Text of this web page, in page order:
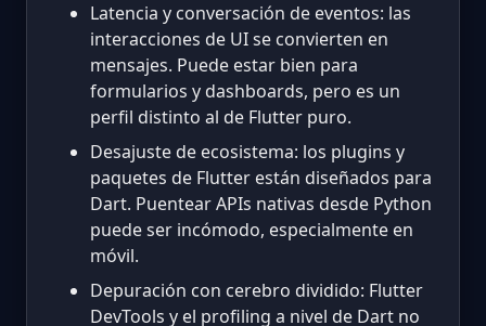
Latencia y conversación de eventos: las
interacciones de UI se convierten en
mensajes. Puede estar bien para
formularios y dashboards, pero es un
perfil distinto al de Flutter puro.
Desajuste de ecosistema: los plugins y
paquetes de Flutter están diseñados para
Dart. Puentear APIs nativas desde Python
puede ser incómodo, especialmente en
móvil.
Depuración con cerebro dividido: Flutter
DevTools y el profiling a nivel de Dart no